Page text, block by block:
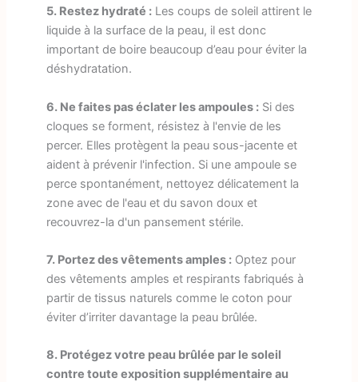
5. Restez hydraté :Les coups de soleil attirent le
liquide à la surface de la peau, il est donc
important de boire beaucoup d’eau pour éviter la
déshydratation.
6. Ne faites pas éclater les ampoules :Si des
cloques se forment, résistez à l'envie de les
percer. Elles protègent la peau sous-jacente et
aident à prévenir l'infection. Si une ampoule se
perce spontanément, nettoyez délicatement la
zone avec de l'eau et du savon doux et
recouvrez-la d'un pansement stérile.
7. Portez des vêtements amples :Optez pour
des vêtements amples et respirants fabriqués à
partir de tissus naturels comme le coton pour
éviter d’irriter davantage la peau brûlée.
8. Protégez votre peau brûlée par le soleil
contre toute exposition supplémentaire au